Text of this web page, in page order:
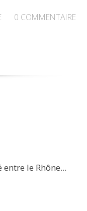
0 COMMENTAIRE
le Rhône...